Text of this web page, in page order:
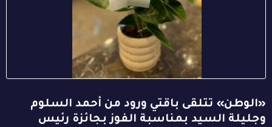
«الوطن» تتلقى باقتي ورود من أحمد السلوم
وجليلة السيد بمناسبة الفوز بجائزة رئيس